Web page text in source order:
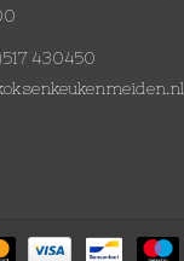
430450